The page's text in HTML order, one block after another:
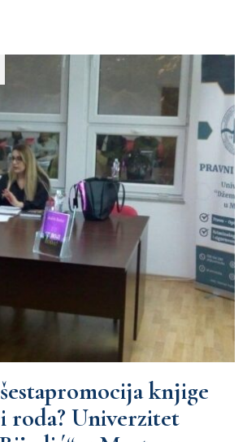
knjige
roda? Univerzitet